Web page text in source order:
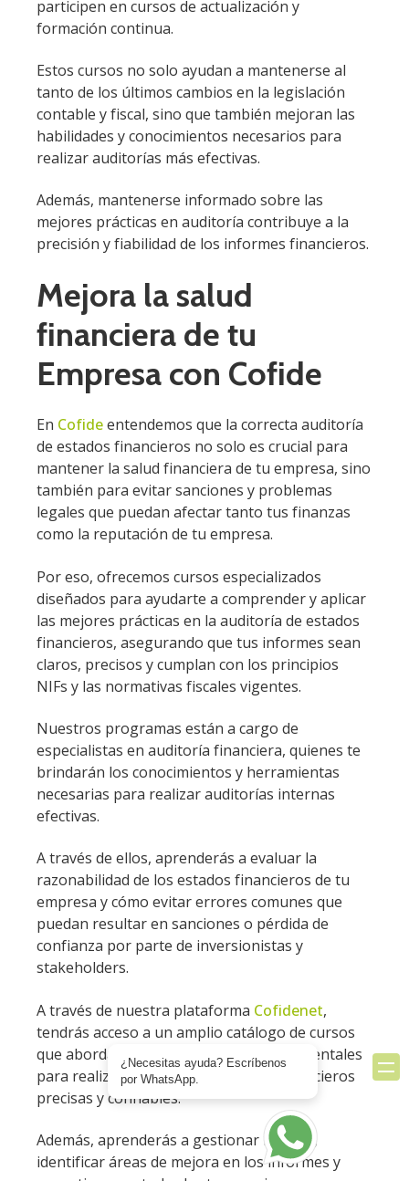
participen en cursos de actualización y
formación continua.
Estos cursos no solo ayudan a mantenerse al
tanto de los últimos cambios en la legislación
contable y fiscal, sino que también mejoran las
habilidades y conocimientos necesarios para
realizar auditorías más efectivas.
Además, mantenerse informado sobre las
mejores prácticas en auditoría contribuye a la
precisión y fiabilidad de los informes financieros.
Mejora la salud
financiera de tu
Empresa con Cofide
En Cofideentendemos que la correcta auditoría
de estados financieros no solo es crucial para
mantener la salud financiera de tu empresa, sino
también para evitar sanciones y problemas
legales que puedan afectar tanto tus finanzas
como la reputación de tu empresa.
Por eso, ofrecemos cursos especializados
diseñados para ayudarte a comprender y aplicar
las mejores prácticas en la auditoría de estados
financieros, asegurando que tus informes sean
claros, precisos y cumplan con los principios
NIFs y las normativas fiscales vigentes.
Nuestros programas están a cargo de
especialistas en auditoría financiera, quienes te
brindarán los conocimientos y herramientas
necesarias para realizar auditorías internas
efectivas.
A través de ellos, aprenderás a evaluar la
razonabilidad de los estados financieros de tu
empresa y cómo evitar errores comunes que
puedan resultar en sanciones o pérdida de
confianza por parte de inversionistas y
stakeholders.
A través de nuestra plataforma Cofidenet,
tendrás acceso a un amplio catálogo de cursos
que abordan todos los aspectos fundamentales
para realizar auditorías de estados financieros
precisas y confiables.
Además, aprenderás a gestionar riesgos,
identificar áreas de mejora en los informes y
¿Necesitas ayuda? Escríbenos
por WhatsApp.